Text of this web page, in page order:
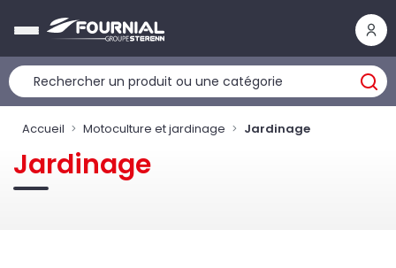
Accueil Motoculture et jardinage Jardinage
Jardinage